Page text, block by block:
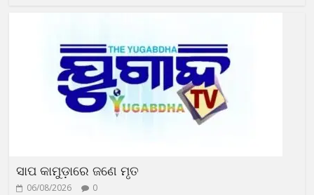
ସାପ କାମୁଡ଼ାରେ ଜଣେ ମୃତ
06/08/2026 0